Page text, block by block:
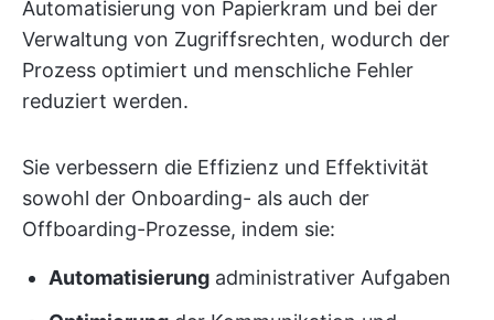
Automatisierung von Papierkram und bei der
Verwaltung von Zugriffsrechten, wodurch der
Prozess optimiert und menschliche Fehler
reduziert werden.
Sie verbessern die Effizienz und Effektivität
sowohl der Onboarding- als auch der
Offboarding-Prozesse, indem sie:
Automatisierung administrativer Aufgaben